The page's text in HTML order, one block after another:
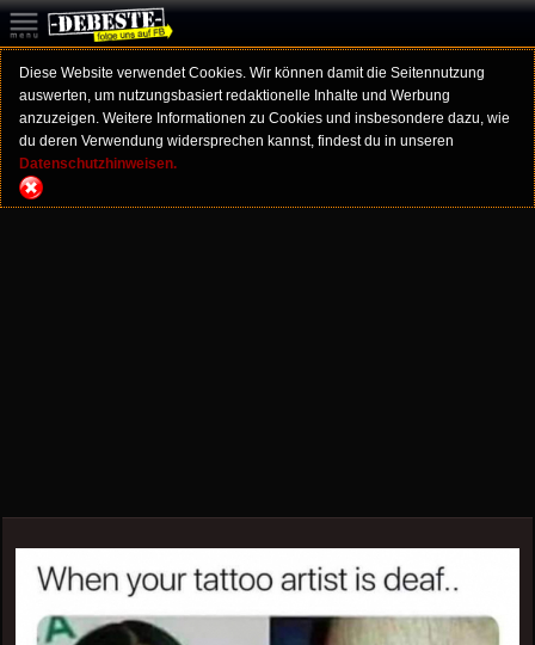
Diese Website verwendet Cookies. Wir können damit die Seitennutzung
auswerten, um nutzungsbasiert redaktionelle Inhalte und Werbung
anzuzeigen. Weitere Informationen zu Cookies und insbesondere dazu, wie
du deren Verwendung widersprechen kannst, findest du in unseren
Datenschutzhinweisen.